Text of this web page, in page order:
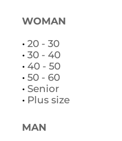
WOMAN
• 20 - 30
• 30 - 40
• 40 - 50
• 50 - 60
• Senior
• Plus size
MAN